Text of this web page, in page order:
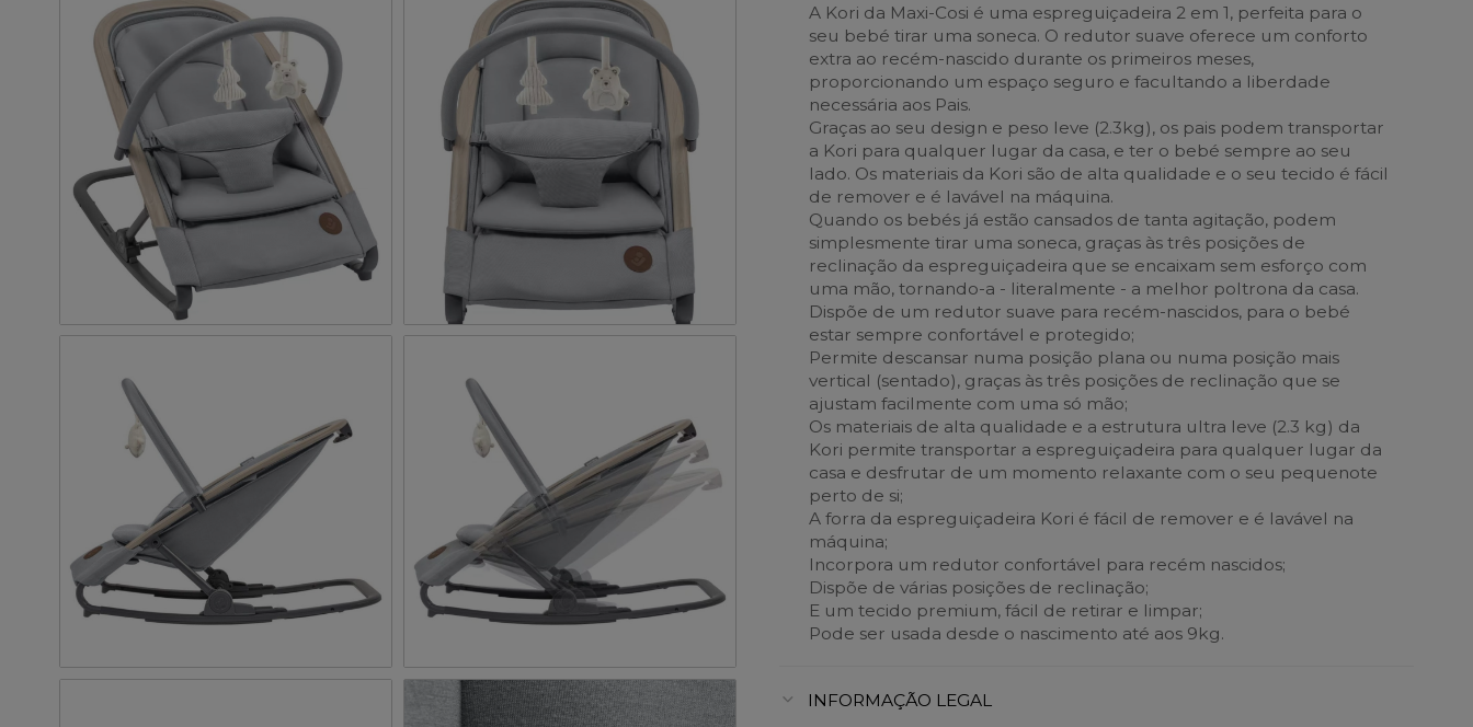
A Kori da Maxi-Cosi é uma espreguiçadeira 2 em 1, perfeita para o
seu bebé tirar uma soneca. O redutor suave oferece um conforto
extra ao recém-nascido durante os primeiros meses,
proporcionando um espaço seguro e facultando a liberdade
necessária aos Pais.
Graças ao seu design e peso leve (2.3kg), os pais podem transportar
a Kori para qualquer lugar da casa, e ter o bebé sempre ao seu
lado. Os materiais da Kori são de alta qualidade e o seu tecido é fácil
de remover e é lavável na máquina.
Quando os bebés já estão cansados de tanta agitação, podem
simplesmente tirar uma soneca, graças às três posições de
reclinação da espreguiçadeira que se encaixam sem esforço com
uma mão, tornando-a - literalmente - a melhor poltrona da casa.
Dispõe de um redutor suave para recém-nascidos, para o bebé
estar sempre confortável e protegido;
Permite descansar numa posição plana ou numa posição mais
vertical (sentado), graças às três posições de reclinação que se
ajustam facilmente com uma só mão;
Os materiais de alta qualidade e a estrutura ultra leve (2.3 kg) da
Kori permite transportar a espreguiçadeira para qualquer lugar da
casa e desfrutar de um momento relaxante com o seu pequenote
perto de si;
A forra da espreguiçadeira Kori é fácil de remover e é lavável na
máquina;
Incorpora um redutor confortável para recém nascidos;
Dispõe de várias posições de reclinação;
E um tecido premium, fácil de retirar e limpar;
Pode ser usada desde o nascimento até aos 9kg.
INFORMAÇÃO LEGAL